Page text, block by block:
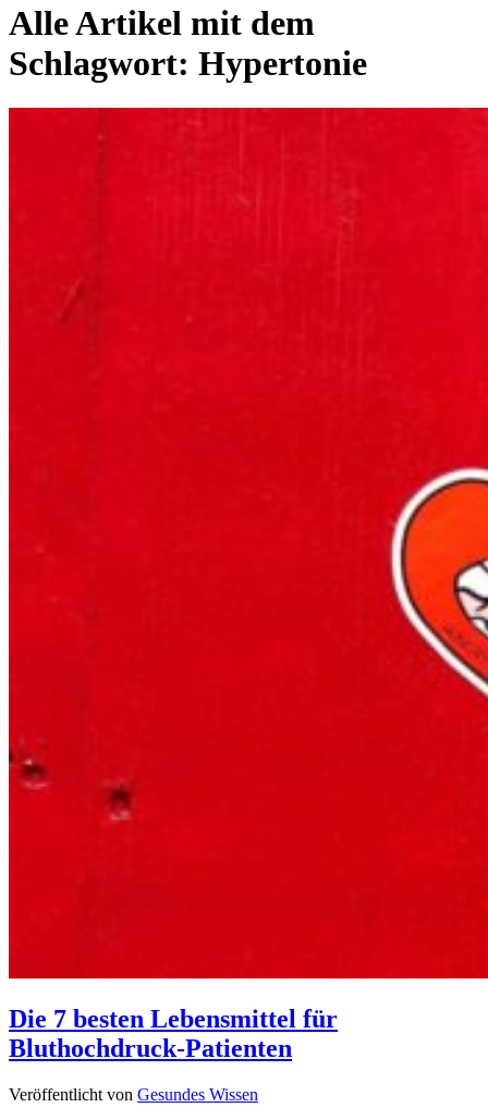
Alle Artikel mit dem
Schlagwort: Hypertonie
Die 7 besten Lebensmittel für
Bluthochdruck-Patienten
Veröffentlicht von Gesundes Wissen